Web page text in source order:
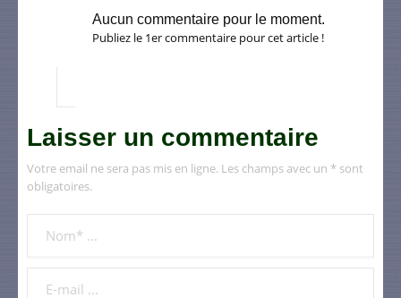
Aucun commentaire pour le moment.
Publiez le 1er commentaire pour cet article !
Laisser un commentaire
Votre email ne sera pas mis en ligne. Les champs avec un * sont
obligatoires.